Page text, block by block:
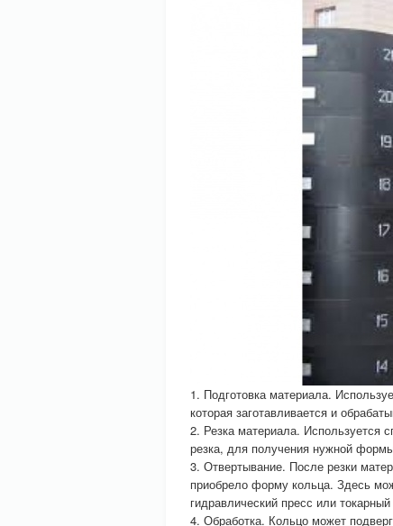
1. Подготовка материала.
которая заготавливается и
2. Резка материала. Используется
резка, для получения нужной
3. Отвертывание. После резки
приобрело форму кольца. Здесь
гидравлический пресс или токарный
4. Обработка. Кольцо может